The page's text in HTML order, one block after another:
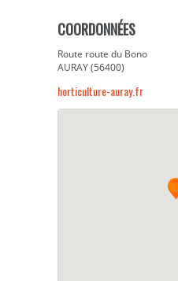
COORDONNÉES
Route route du Bono
AURAY (56400)
horticulture-auray.fr